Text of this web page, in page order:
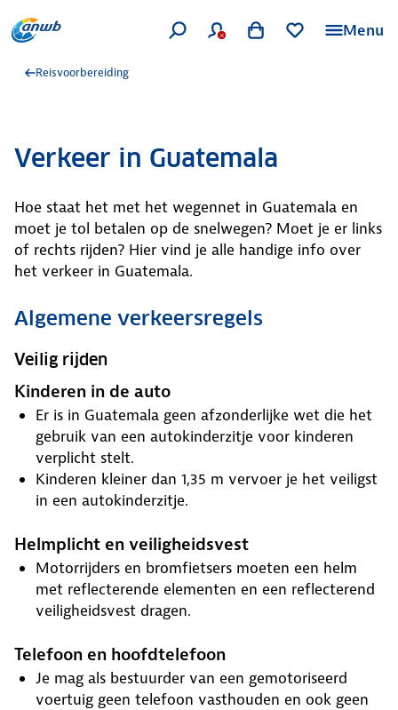
Menu
Reisvoorbereiding
Verkeer in Guatemala
Hoe staat het met het wegennet in Guatemala en
moet je tol betalen op de snelwegen? Moet je er links
of rechts rijden? Hier vind je alle handige info over
het verkeer in Guatemala.
Algemene verkeersregels
Veilig rijden
Kinderen in de auto
Er is in Guatemala geen afzonderlijke wet die het
gebruik van een autokinderzitje voor kinderen
verplicht stelt.
Kinderen kleiner dan 1,35 m vervoer je het veiligst
in een autokinderzitje.
Helmplicht en veiligheidsvest
Motorrijders en bromfietsers moeten een helm
met reflecterende elementen en een reflecterend
veiligheidsvest dragen.
Telefoon en hoofdtelefoon
Je mag als bestuurder van een gemotoriseerd
voertuig geen telefoon vasthouden en ook geen